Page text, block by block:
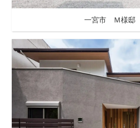
一宮市 Ｍ様邸